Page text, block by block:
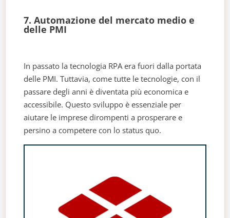
7. Automazione del mercato medio e
delle PMI
In passato la tecnologia RPA era fuori dalla portata
delle PMI. Tuttavia, come tutte le tecnologie, con il
passare degli anni è diventata più economica e
accessibile. Questo sviluppo è essenziale per
aiutare le imprese dirompenti a prosperare e
persino a competere con lo status quo.